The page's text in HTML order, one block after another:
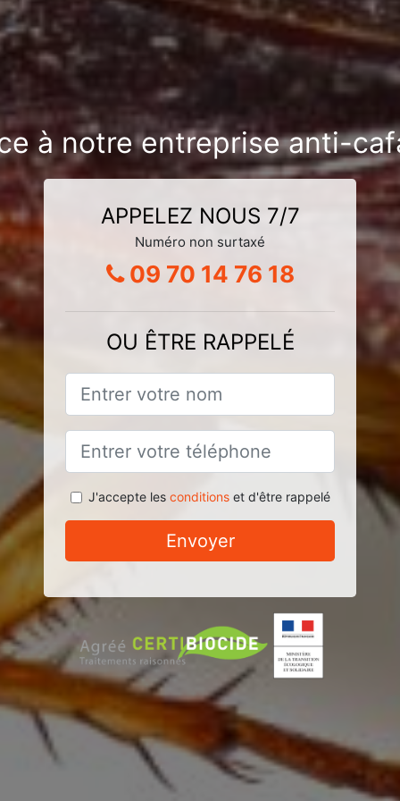
à notre entreprise anti-
APPELEZ NOUS 7/7
Numéro non surtaxé
09 70 14 76 18
OU ÊTRE RAPPELÉ
J'accepte les conditionset d'être rappelé
Envoyer